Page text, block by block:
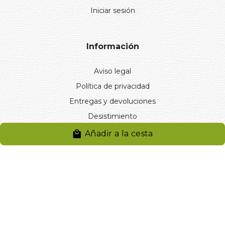
Añadir a la cesta
Iniciar sesión
Información
Aviso legal
Política de privacidad
Entregas y devoluciones
Desistimiento
Desistimiento de compra
Reclamaciones